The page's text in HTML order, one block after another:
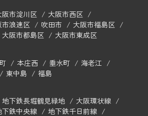
阪市淀川区
大阪市西区
市浪速区 吹田市
大阪市福島区
大阪市都島区
大阪市東成区
本庄西 垂水町
海老江
東中島
福島
地下鉄長堀鶴見緑地
大阪環状線
下鉄中央線
地下鉄千日前線